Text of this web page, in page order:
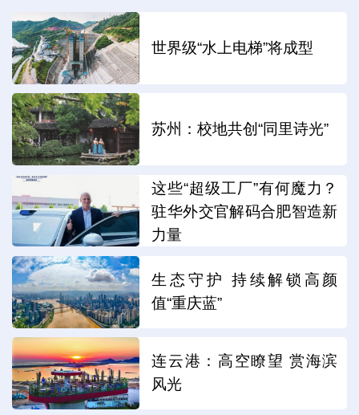
世界级“水上电梯”将成型
苏州：校地共创“同里诗光”
这些“超级工厂”有何魔力？
驻华外交官解码合肥智造新
力量
生态守护 持续解锁高颜
值“重庆蓝”
连云港：高空瞭望 赏海滨
风光